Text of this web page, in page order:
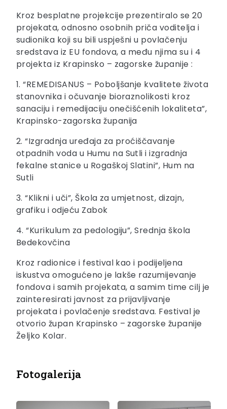
Kroz besplatne projekcije prezentiralo se 20
projekata, odnosno osobnih priča voditelja i
sudionika koji su bili uspješni u povlačenju
sredstava iz EU fondova, a među njima su i 4
projekta iz Krapinsko – zagorske županije :
1. “REMEDISANUS – Poboljšanje kvalitete života
stanovnika i očuvanje bioraznolikosti kroz
sanaciju i remedijaciju onečišćenih lokaliteta”,
Krapinsko-zagorska županija
2. “Izgradnja uređaja za proćiščavanje
otpadnih voda u Humu na Sutli i izgradnja
fekalne stanice u Rogaškoj Slatini”, Hum na
Sutli
3. “Klikni i uči”, Škola za umjetnost, dizajn,
grafiku i odjeću Zabok
4. “Kurikulum za pedologiju”, Srednja škola
Bedekovčina
Kroz radionice i festival kao i podijeljena
iskustva omogućeno je lakše razumijevanje
fondova i samih projekata, a samim time cilj je
zainteresirati javnost za prijavljivanje
projekata i povlačenje sredstava. Festival je
otvorio župan Krapinsko – zagorske županije
Željko Kolar.
Fotogalerija